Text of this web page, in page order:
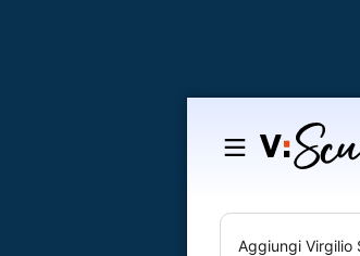
Salta
contenuto
Aggiungi Virgilio